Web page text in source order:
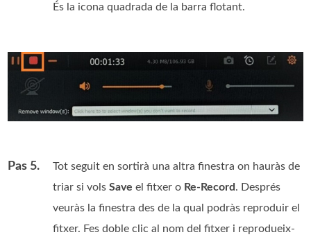
És la icona quadrada de la barra flotant.
Pas 5.
Tot seguit en sortirà una altra finestra on hauràs de
triar si volsSave el fitxer o Re-Record . Després
veuràs la finestra des de la qual podràs reproduir el
fitxer. Fes doble clic al nom del fitxer i reprodueix-